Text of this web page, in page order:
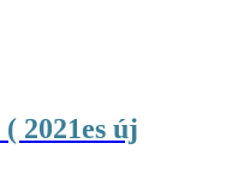
2021es új